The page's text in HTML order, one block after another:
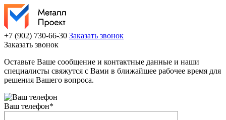
+7 (902) 730-66-30 Заказать звонок
Заказать звонок
Оставьте Ваше сообщение и контактные данные и наши
специалисты свяжутся с Вами в ближайшее рабочее время для
решения Вашего вопроса.
Ваш телефон*